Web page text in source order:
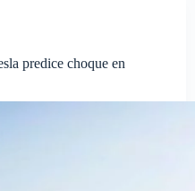
predice choque en